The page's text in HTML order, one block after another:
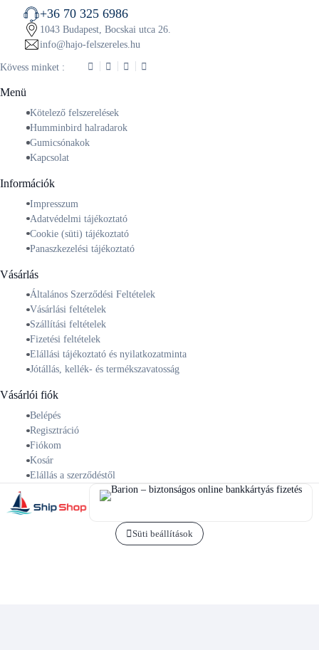
+36 70 325 6986
1043 Budapest, Bocskai utca 26.
info@hajo-felszereles.hu
Kövess minket :
Menü
Kötelező felszerelések
Humminbird halradarok
Gumicsónakok
Kapcsolat
Információk
Impresszum
Adatvédelmi tájékoztató
Cookie (süti) tájékoztató
Panaszkezelési tájékoztató
Vásárlás
Általános Szerződési Feltételek
Vásárlási feltételek
Szállítási feltételek
Fizetési feltételek
Elállási tájékoztató és nyilatkozatminta
Jótállás, kellék- és termékszavatosság
Vásárlói fiók
Belépés
Regisztráció
Fiókom
Kosár
Elállás a szerződéstől
Süti beállítások